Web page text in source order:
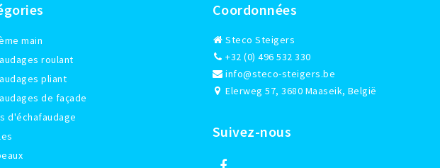
main
roulant
pliant
de façade
d'échafaudage
Coordonnées
Steco Steigers
+32 (0) 496 532 330
info@steco-steigers.be
Elerweg 57, 3680 Maaseik, België
Suivez-nous